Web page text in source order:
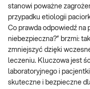
stanowi poważne
przypadku etiologii
Co prawda odpowiedź na
niebezpieczna?” brzmi:
zmniejszyć dzięki
leczeniu. Kluczowa jest
laboratoryjnego i
skuteczne i bezpieczne